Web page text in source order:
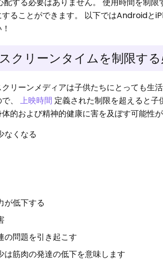
ることができます。 以下ではAndroidと
クリーンタイムを制限す
リーンメディアは子供たちにとっても生
で、上映時間 定義された制限を超えると
的および精神的健康に害を及ぼす可能性が
なくなる
が低下する
の問題を引き起こす
は筋肉の発達の低下を意味します